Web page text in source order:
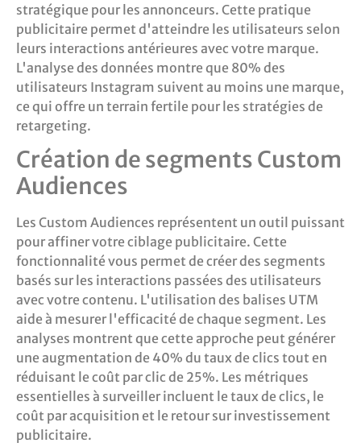
stratégique pour les annonceurs. Cette pratique
publicitaire permet d'atteindre les utilisateurs selon
leurs interactions antérieures avec votre marque.
L'analyse des données montre que 80% des
utilisateurs Instagram suivent au moins une marque,
ce qui offre un terrain fertile pour les stratégies de
retargeting.
Création de segments Custom
Audiences
Les Custom Audiences représentent un outil puissant
pour affiner votre ciblage publicitaire. Cette
fonctionnalité vous permet de créer des segments
basés sur les interactions passées des utilisateurs
avec votre contenu. L'utilisation des balises UTM
aide à mesurer l'efficacité de chaque segment. Les
analyses montrent que cette approche peut générer
une augmentation de 40% du taux de clics tout en
réduisant le coût par clic de 25%. Les métriques
essentielles à surveiller incluent le taux de clics, le
coût par acquisition et le retour sur investissement
publicitaire.